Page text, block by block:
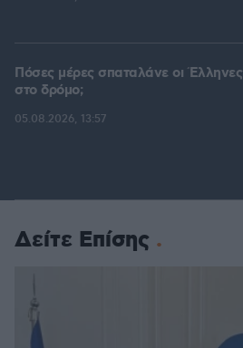
Πόσες μέρες σπαταλάνε οι Έλληνες
στο δρόμο;
05.08.2026, 13:57
Δείτε Επίσης